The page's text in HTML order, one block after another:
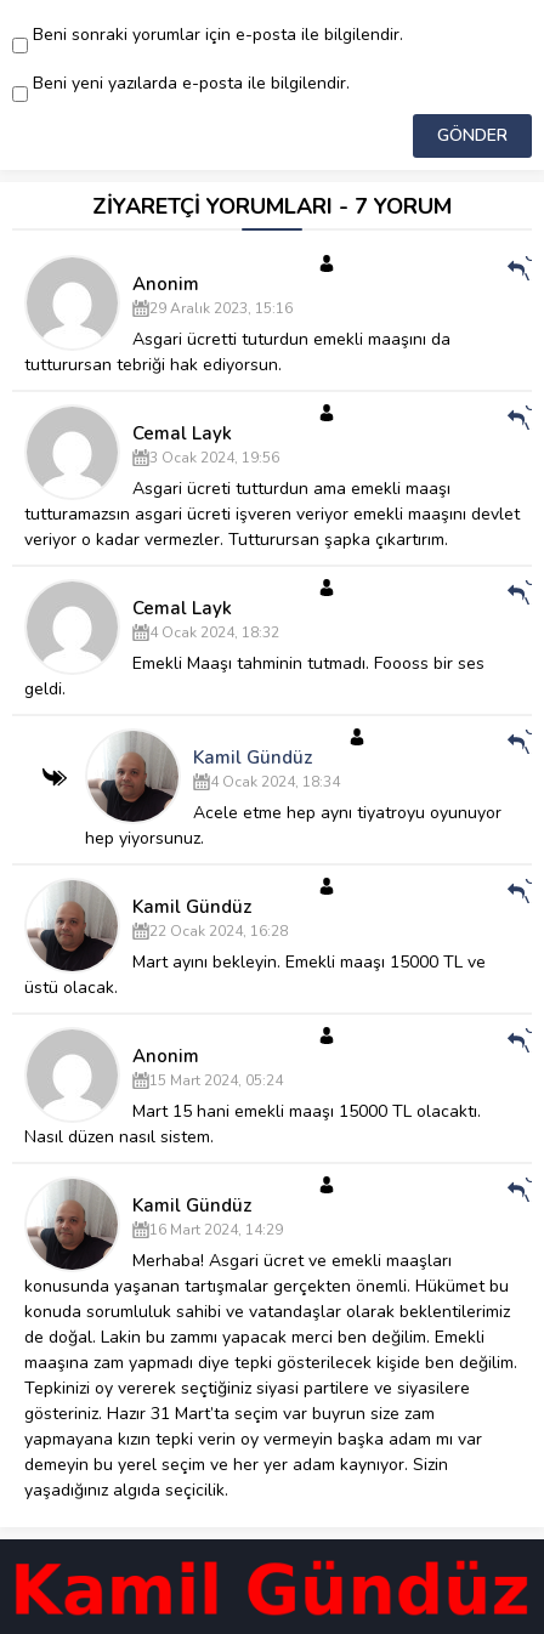
Beni sonraki yorumlar için e-posta ile bilgilendir.
Beni yeni yazılarda e-posta ile bilgilendir.
ZİYARETÇİ YORUMLARI - 7 YORUM
Anonim
29 Aralık 2023, 15:16
Asgari ücretti tuturdun emekli maaşını da
tutturursan tebriği hak ediyorsun.
Cemal Layk
3 Ocak 2024, 19:56
Asgari ücreti tutturdun ama emekli maaşı
tutturamazsın asgari ücreti işveren veriyor emekli maaşını devlet
veriyor o kadar vermezler. Tutturursan şapka çıkartırım.
Cemal Layk
4 Ocak 2024, 18:32
Emekli Maaşı tahminin tutmadı. Foooss bir ses
geldi.
Kamil Gündüz
4 Ocak 2024, 18:34
Acele etme hep aynı tiyatroyu oyunuyor
hep yiyorsunuz.
Kamil Gündüz
22 Ocak 2024, 16:28
Mart ayını bekleyin. Emekli maaşı 15000 TL ve
üstü olacak.
Anonim
15 Mart 2024, 05:24
Mart 15 hani emekli maaşı 15000 TL olacaktı.
Nasıl düzen nasıl sistem.
Kamil Gündüz
16 Mart 2024, 14:29
Merhaba! Asgari ücret ve emekli maaşları
konusunda yaşanan tartışmalar gerçekten önemli. Hükümet bu
konuda sorumluluk sahibi ve vatandaşlar olarak beklentilerimiz
de doğal. Lakin bu zammı yapacak merci ben değilim. Emekli
maaşına zam yapmadı diye tepki gösterilecek kişide ben değilim.
Tepkinizi oy vererek seçtiğiniz siyasi partilere ve siyasilere
gösteriniz. Hazır 31 Mart’ta seçim var buyrun size zam
yapmayana kızın tepki verin oy vermeyin başka adam mı var
demeyin bu yerel seçim ve her yer adam kaynıyor. Sizin
yaşadığınız algıda seçicilik.